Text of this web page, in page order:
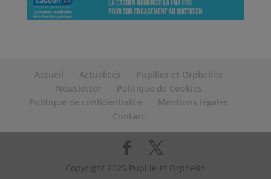
Accueil Actualités
Pupilles et Orphelins
Newsletter
Politique de Cookies
Politique de confidentialité
Mentions légales
Contact
Copyright 2025 Pupille et Orphelin